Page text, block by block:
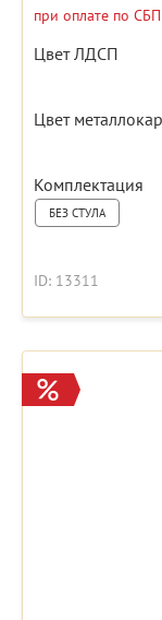
при оплате по СБП
Цвет ЛДСП
Цвет
Комплектация
БЕЗ СТУЛА
ID: 13311